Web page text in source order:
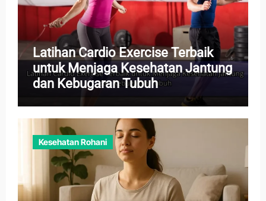
Latihan Cardio Exercise Terbaik
untuk Menjaga Kesehatan Jantung
dan Kebugaran Tubuh
Kesehatan Rohani